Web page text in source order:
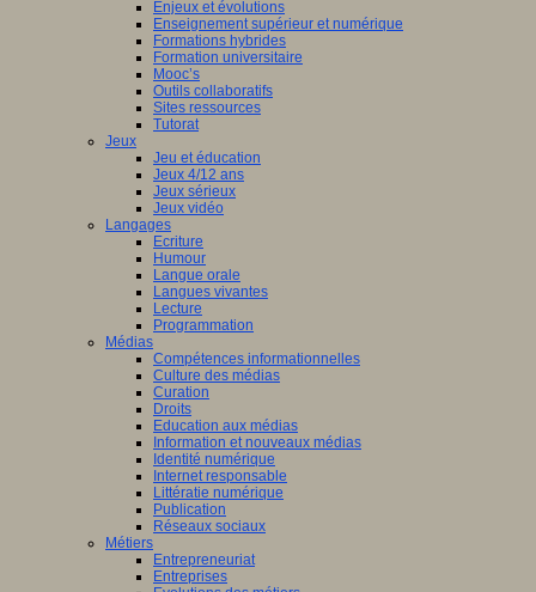
Enjeux et évolutions
Enseignement supérieur et numérique
Formations hybrides
Formation universitaire
Mooc’s
Outils collaboratifs
Sites ressources
Tutorat
Jeux
Jeu et éducation
Jeux 4/12 ans
Jeux sérieux
Jeux vidéo
Langages
Ecriture
Humour
Langue orale
Langues vivantes
Lecture
Programmation
Médias
Compétences informationnelles
Culture des médias
Curation
Droits
Education aux médias
Information et nouveaux médias
Identité numérique
Internet responsable
Littératie numérique
Publication
Réseaux sociaux
Métiers
Entrepreneuriat
Entreprises